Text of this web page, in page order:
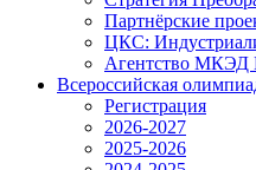
Партнёрские
ЦКС:
Агентство
Всероссийская
Регистрация
2026-2027
2025-2026